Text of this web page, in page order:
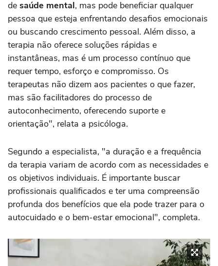
de saúde mental, mas pode beneficiar qualquer
pessoa que esteja enfrentando desafios emocionais
ou buscando crescimento pessoal. Além disso, a
terapia não oferece soluções rápidas e
instantâneas, mas é um processo contínuo que
requer tempo, esforço e compromisso. Os
terapeutas não dizem aos pacientes o que fazer,
mas são facilitadores do processo de
autoconhecimento, oferecendo suporte e
orientação", relata a psicóloga.
Segundo a especialista, "a duração e a frequência
da terapia variam de acordo com as necessidades e
os objetivos individuais. É importante buscar
profissionais qualificados e ter uma compreensão
profunda dos benefícios que ela pode trazer para o
autocuidado e o bem-estar emocional", completa.